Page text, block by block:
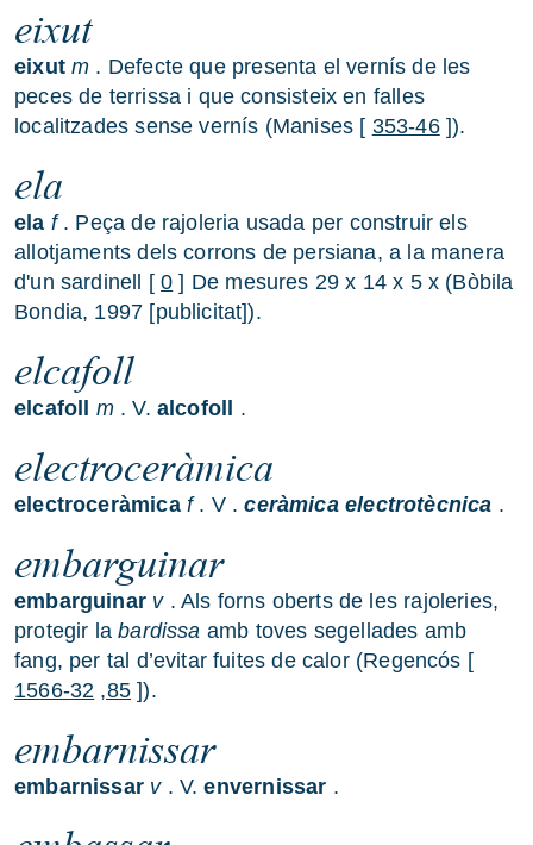
eixut
eixut m . Defecte que presenta el vernís de les
peces de terrissa i que consisteix en falles
localitzades sense vernís (Manises [ 353-46]).
ela
ela f. Peça de rajoleria usada per construir els
allotjaments dels corrons de persiana, a la manera
d'un sardinell [0 ] De mesures 29 x 14 x 5 x (Bòbila
Bondia, 1997 [publicitat]).
elcafoll
elcafoll m. V. alcofoll .
electroceràmica
electroceràmica f. V .ceràmica electrotècnica .
embarguinar
embarguinar v. Als forns oberts de les rajoleries,
protegir labardissa amb toves segellades amb
fang, per tal d’evitar fuites de calor (Regencós [
1566-32 ,85 ]).
embarnissar
embarnissar v. V.envernissar .